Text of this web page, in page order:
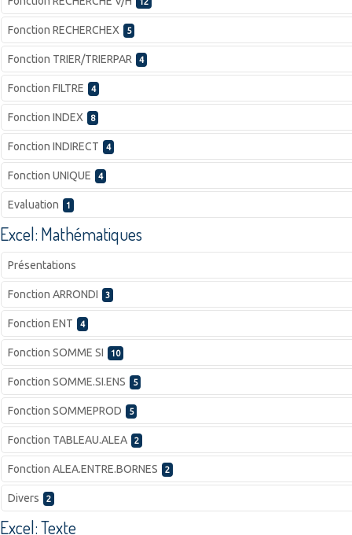
Fonction RECHERCHEX 5
Fonction TRIER/TRIERPAR 4
Fonction FILTRE 4
Fonction INDEX 8
Fonction INDIRECT 4
Fonction UNIQUE 4
Evaluation 1
Excel: Mathématiques
Présentations
Fonction ARRONDI 3
Fonction ENT 4
Fonction SOMME SI 10
Fonction SOMME.SI.ENS 5
Fonction SOMMEPROD 5
Fonction TABLEAU.ALEA 2
Fonction ALEA.ENTRE.BORNES 2
Divers 2
Excel: Texte